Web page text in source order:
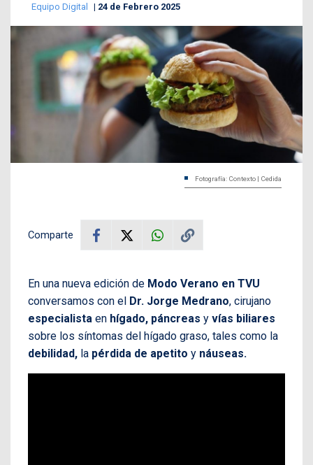
Equipo Digital 24 de Febrero 2025
Fotografía: Contexto | Cedida
Comparte
En una nueva edición de Modo Verano en TVU
conversamos con el Dr. Jorge Medrano, cirujano
especialista en hígado, páncreas y vías biliares
sobre los síntomas del hígado graso, tales como la
debilidad, la pérdida de apetito y náuseas.